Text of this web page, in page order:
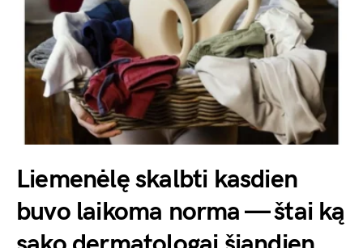
Liemenėlę skalbti kasdien
buvo laikoma norma — štai ką